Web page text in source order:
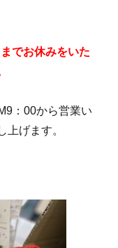
でお休みをいた
：00から営業い
上げます。